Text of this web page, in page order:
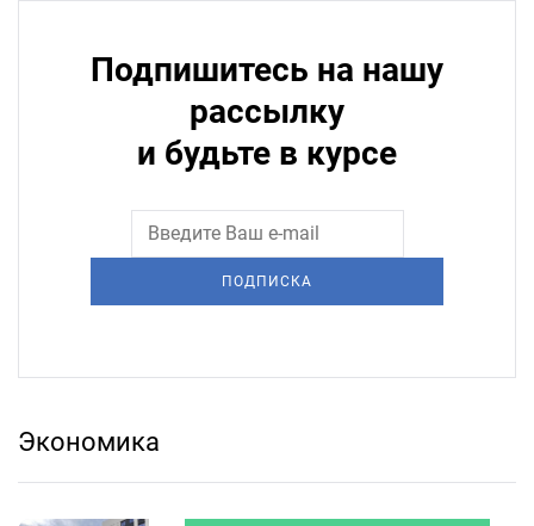
Подпишитесь на нашу
рассылку
и будьте в курсе
ПОДПИСКА
Экономика